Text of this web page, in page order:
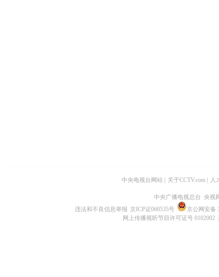
中央电视台网站 | 关于CCTV.com | 人
中央广播电视总台 央视
违法和不良信息举报 京ICP证060535号
京公网安备
网上传播视听节目许可证号 0102002